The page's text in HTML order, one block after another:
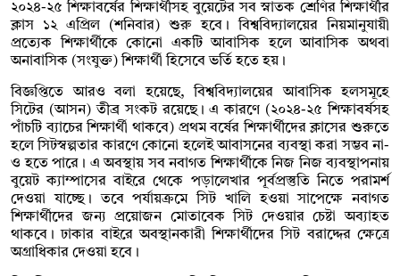
২০২৪-২৫ শিক্ষাবর্ষের শিক্ষার্থীসহ বুয়েটের সব স্নাতক শ্রেণির শিক্ষার্থীর
ক্লাস ১২ এপ্রিল (শনিবার) শুরু হবে। বিশ্ববিদ্যালয়ের নিয়মানুযায়ী
প্রত্যেক শিক্ষার্থীকে কোনো একটি আবাসিক হলে আবাসিক অথবা
অনাবাসিক (সংযুক্ত) শিক্ষার্থী হিসেবে ভর্তি হতে হয়।
বিজ্ঞপ্তিতে আরও বলা হয়েছে, বিশ্ববিদ্যালয়ের আবাসিক হলসমূহে
সিটের (আসন) তীব্র সংকট রয়েছে। এ কারণে (২০২৪-২৫ শিক্ষাবর্ষসহ
পাঁচটি ব্যাচের শিক্ষার্থী থাকবে) প্রথম বর্ষের শিক্ষার্থীদের ক্লাসের শুরুতে
হলে সিটস্বল্পতার কারণে কোনো হলেই আবাসনের ব্যবস্থা করা সম্ভব না-
ও হতে পারে। এ অবস্থায় সব নবাগত শিক্ষার্থীকে নিজ নিজ ব্যবস্থাপনায়
বুয়েট ক্যাম্পাসের বাইরে থেকে পড়ালেখার পূর্বপ্রস্তুতি নিতে পরামর্শ
দেওয়া যাচ্ছে। তবে পর্যায়ক্রমে সিট খালি হওয়া সাপেক্ষে নবাগত
শিক্ষার্থীদের জন্য প্রয়োজন মোতাবেক সিট দেওয়ার চেষ্টা অব্যাহত
থাকবে। ঢাকার বাইরে অবস্থানকারী শিক্ষার্থীদের সিট বরাদ্দের ক্ষেত্রে
অগ্রাধিকার দেওয়া হবে।